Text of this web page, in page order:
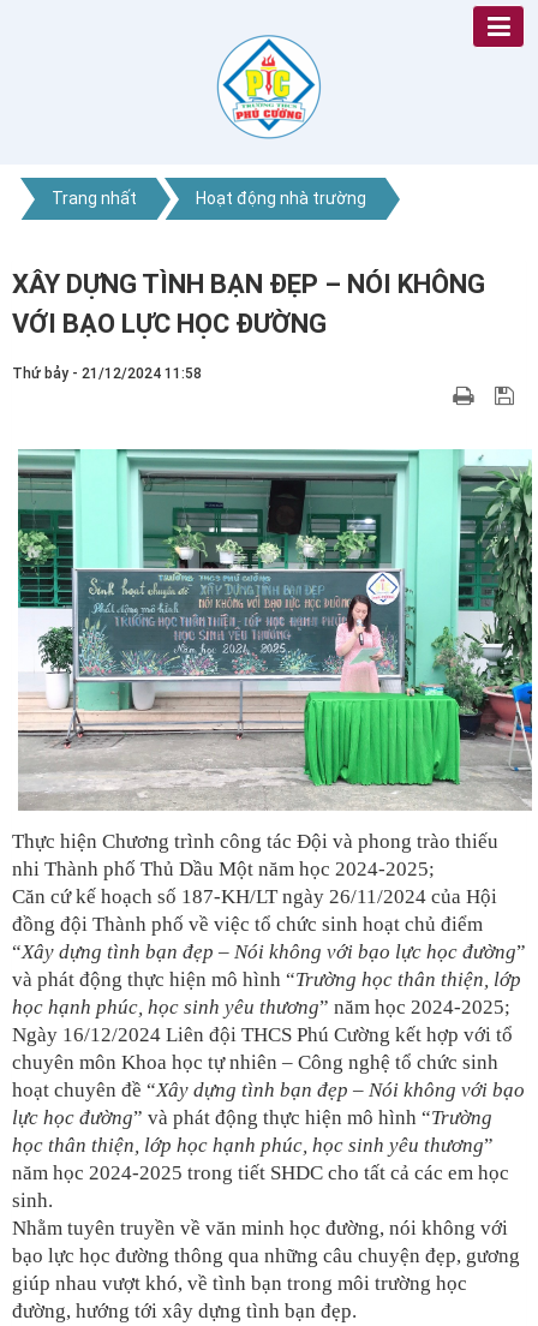
Trang nhất Hoạt động nhà trường
XÂY DỰNG TÌNH BẠN ĐẸP – NÓI KHÔNG
VỚI BẠO LỰC HỌC ĐƯỜNG
Thứ bảy - 21/12/2024 11:58
Thực hiện Chương trình công tác Đội và phong trào thiếu
nhi Thành phố Thủ Dầu Một năm học 2024-2025;
Căn cứ kế hoạch số 187-KH/LT ngày 26/11/2024 của Hội
đồng đội Thành phố về việc tổ chức sinh hoạt chủ điểm
“Xây dựng tình bạn đẹp – Nói không với bạo lực học đường”
và phát động thực hiện mô hình “Trường học thân thiện, lớp
học hạnh phúc, học sinh yêu thương” năm học 2024-2025;
Ngày 16/12/2024 Liên đội THCS Phú Cường kết hợp với tổ
chuyên môn Khoa học tự nhiên – Công nghệ tổ chức sinh
hoạt chuyên đề “Xây dựng tình bạn đẹp – Nói không với bạo
lực học đường” và phát động thực hiện mô hình “Trường
học thân thiện, lớp học hạnh phúc, học sinh yêu thương”
năm học 2024-2025 trong tiết SHDC cho tất cả các em học
sinh.
Nhằm tuyên truyền về văn minh học đường, nói không với
bạo lực học đường thông qua những câu chuyện đẹp, gương
giúp nhau vượt khó, về tình bạn trong môi trường học
đường, hướng tới xây dựng tình bạn đẹp.